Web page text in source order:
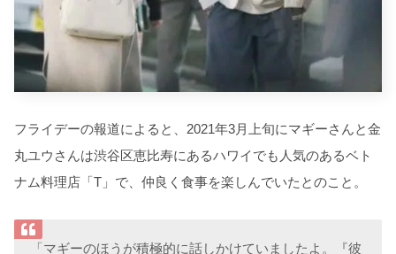
フライデーの報道によると、2021年3月上旬にマギーさんと金
丸ユウさんは渋谷区恵比寿にあるハワイでも人気のあるベト
ナム料理店「T」で、仲良く食事を楽しんでいたとのこと。
「マギーのほうが積極的に話しかけていましたよ。『彼